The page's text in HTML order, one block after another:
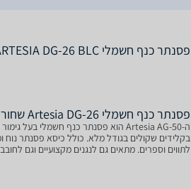
פסנתר כנף חשמלי ARTESIA DG-26 BLC
פסנתר כנף חשמלי Artesia DG-26 שחור
בקלידים שקולים בגודל מלא. כולל כיסא פסנתר נוח
לתווים וספרים. מתאים גם לנגנים מקצועיים וגם